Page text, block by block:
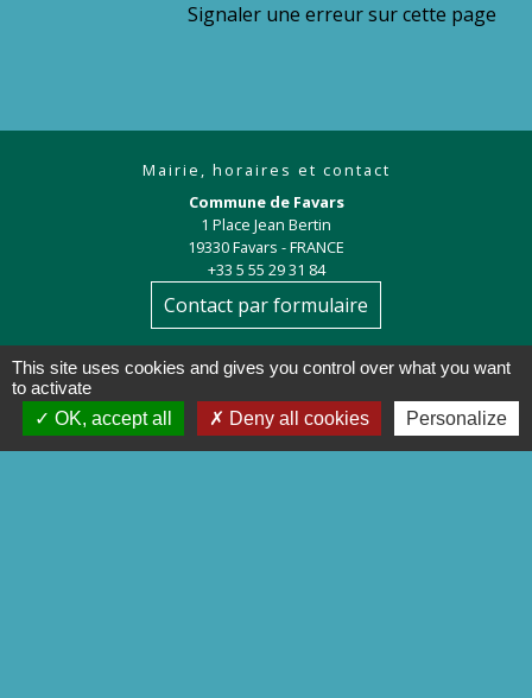
Signaler une erreur sur cette page
Mairie, horaires et contact
Commune de Favars
1 Place Jean Bertin
19330 Favars - FRANCE
+33 5 55 29 31 84
Contact par formulaire
This site uses cookies and gives you control over what you want
to activate
OK, accept all
Deny all cookies Personalize